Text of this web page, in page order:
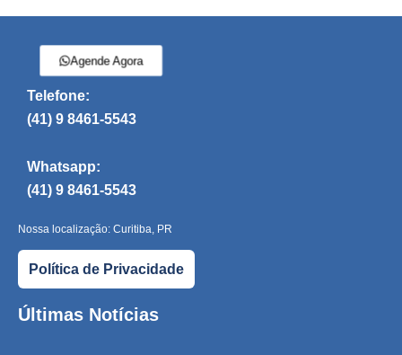
Agende Agora
Telefone:
(41) 9 8461-5543
Whatsapp:
(41) 9 8461-5543
Nossa localização: Curitiba, PR
Política de Privacidade
Últimas Notícias